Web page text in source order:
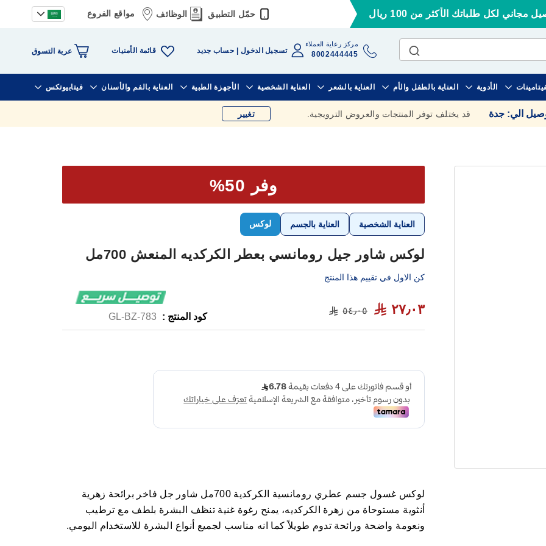
مجاني لكل طلباتك الأكثر من 100 ريال حمّل التطبيق الوظائف مواقع الفروع
مركز رعاية العملاء
8002444445 تسجيل الدخول حساب جديد قائمة الأمنيات عربة التسوق
الأدوية العناية بالطفل والأم العناية بالشعر العناية الشخصية الأجهزة الطبية العناية بالفم والأسنان فيتابيوتكس
الي: جدة قد يختلف توفر المنتجات والعروض الترويجية. تغيير
وفر 50%
العناية الشخصية العناية بالجسم لوكس
لوكس شاور جيل رومانسي بعطر الكركديه المنعش 700مل
كن الاول في تقييم هذا المنتج
٢٧٫٠٣ ٥٤٫٠٥
كود المنتج : GL-BZ-783
لوكس غسول جسم عطري رومانسية الكركدية 700مل شاور جل فاخر برائحة زهرية
أنثوية مستوحاة من زهرة الكركديه، يمنح رغوة غنية تنظف البشرة بلطف مع ترطيب
ونعومة واضحة ورائحة تدوم طويلاً كما انه مناسب لجميع أنواع البشرة للاستخدام اليومي.